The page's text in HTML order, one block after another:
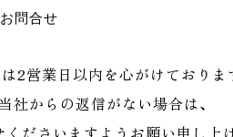
お問合せ
2営業日以内を心がけておりま
社からの返信がない場合は、
ださいますようお願い申し上